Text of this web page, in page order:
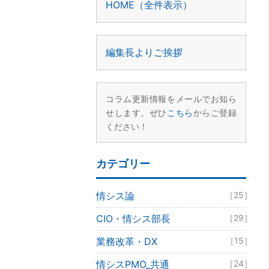
HOME（全件表示）
編集長よりご挨拶
コラム更新情報をメールでお知ら
せします。ぜひ こちらからご登録
ください！
カテゴリー
情シス論 ［25］
CIO・情シス部長 ［29］
業務改革・DX ［15］
情シスPMO_共通 ［24］